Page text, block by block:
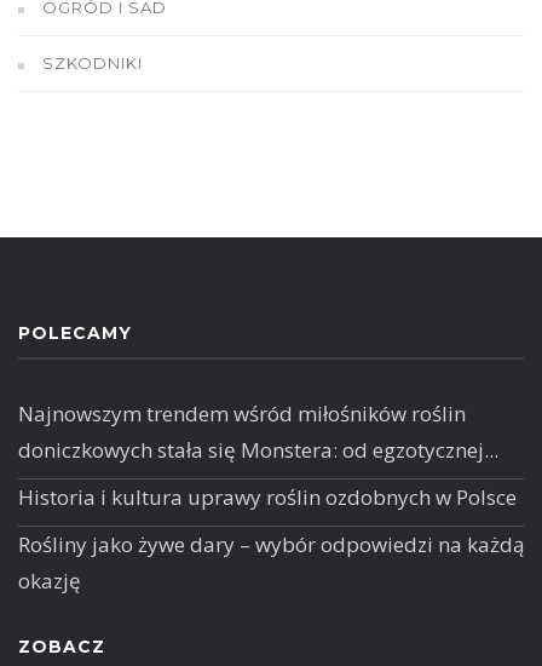
OGRÓD I SAD
SZKODNIKI
POLECAMY
Najnowszym trendem wśród miłośników roślin
doniczkowych stała się Monstera: od egzotycznej...
Historia i kultura uprawy roślin ozdobnych w Polsce
Rośliny jako żywe dary – wybór odpowiedzi na każdą
okazję
ZOBACZ